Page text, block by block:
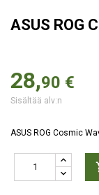
ASUS ROG
28,90 €
Sisältää alv:n
ASUS ROG Cosmic